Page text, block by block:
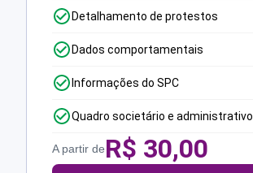
Detalhamento de protestos
Dados comportamentais
Informações do SPC
Quadro societário e administrativo
A partir deR$ 30,00